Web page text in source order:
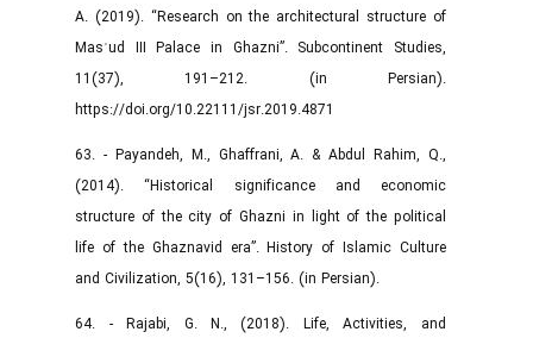
A. (2019). “Research on the architectural structure of
Masʿud III Palace in Ghazni”. Subcontinent Studies,
11(37), 191–212. (in Persian).
https://doi.org/10.22111/jsr.2019.4871
63. - Payandeh, M., Ghaffrani, A. & Abdul Rahim, Q.,
(2014). “Historical significance and economic
structure of the city of Ghazni in light of the political
life of the Ghaznavid era”. History of Islamic Culture
and Civilization, 5(16), 131–156. (in Persian).
64. - Rajabi, G. N., (2018). Life, Activities, and